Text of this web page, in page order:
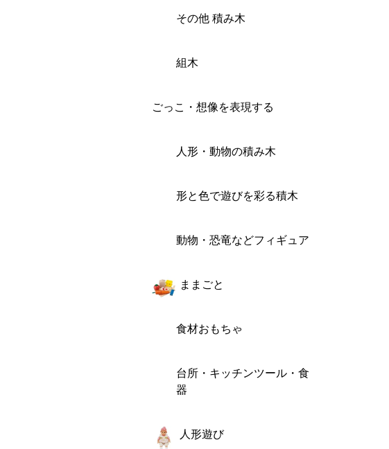
その他 積み木
組木
ごっこ・想像を表現する
人形・動物の積み木
形と色で遊びを彩る積木
動物・恐竜などフィギュア
ままごと
食材おもちゃ
台所・キッチンツール・食
器
人形遊び